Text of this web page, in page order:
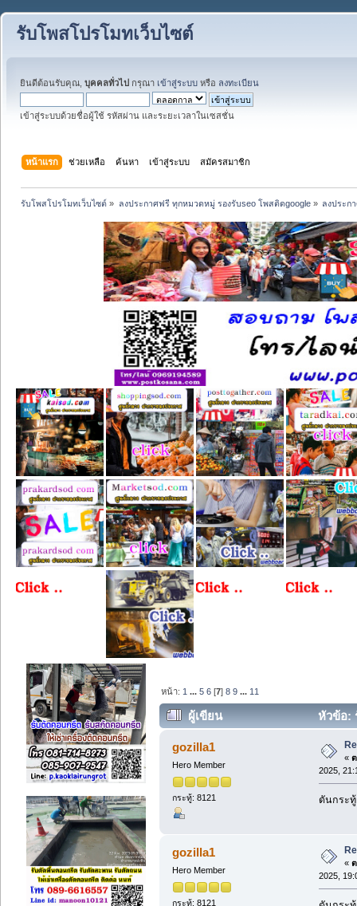
รับโพสโปรโมทเว็บไซต์
ยินดีต้อนรับคุณ, บุคคลทั่วไป กรุณา เข้าสู่ระบบ หรือ ลงทะเบียน
เข้าสู่ระบบด้วยชื่อผู้ใช้ รหัสผ่าน และระยะเวลาในเซสชั่น
หน้าแรก ช่วยเหลือ ค้นหา เข้าสู่ระบบ สมัครสมาชิก
รับโพสโปรโมทเว็บไซต์ » ลงประกาศฟรี ทุกหมวดหมู่ รองรับseo โพสติดgoogle» ลงประก
หน้า: 1 ...5 6 [7]8 9 ... 11
ผู้เขียน หัวข้อ:
gozilla1
Hero Member
กระทู้: 8121
«
2025,
ดันกระ
gozilla1
Hero Member
กระทู้: 8121
«
2025,